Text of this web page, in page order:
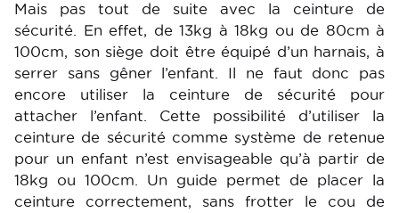
Mais pas tout de suite avec la ceinture de
sécurité. En effet, de 13kg à 18kg ou de 80cm à
100cm, son siège doit être équipé d’un harnais, à
serrer sans gêner l’enfant. Il ne faut donc pas
encore utiliser la ceinture de sécurité pour
attacher l’enfant. Cette possibilité d’utiliser la
ceinture de sécurité comme système de retenue
pour un enfant n’est envisageable qu’à partir de
18kg ou 100cm. Un guide permet de placer la
ceinture correctement, sans frotter le cou de